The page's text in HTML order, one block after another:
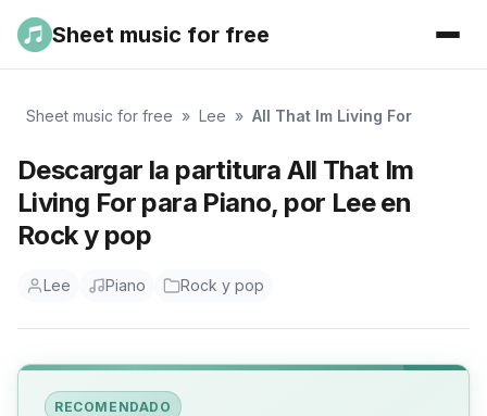
Sheet music for free
Sheet music for free » Lee » All That Im Living For
Descargar la partitura All That Im
Living For para Piano, por Lee en
Rock y pop
Lee Piano Rock y pop
RECOMENDADO